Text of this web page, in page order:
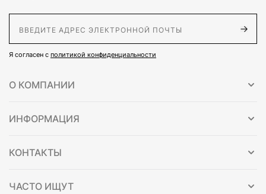
Я согласен с политикой конфиденциальности
О КОМПАНИИ
ИНФОРМАЦИЯ
КОНТАКТЫ
ЧАСТО ИЩУТ